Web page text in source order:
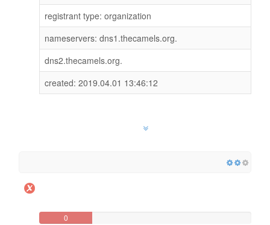
registrant type: organization
nameservers: dns1.thecamels.org.
dns2.thecamels.org.
created: 2019.04.01 13:46:12
0